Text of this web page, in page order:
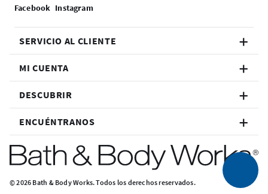
SERVICIO AL CLIENTE
MI CUENTA
DESCUBRIR
ENCUÉNTRANOS
© 2026 Bath & Body Works. Todos los derechos reservados.